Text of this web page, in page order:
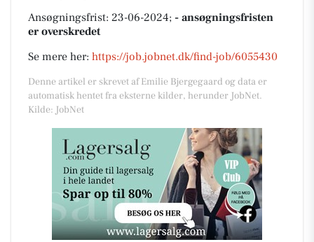
Ansøgningsfrist: 23-06-2024; - ansøgningsfristen
er overskredet
Se mere her: https://job.jobnet.dk/find-job/6055430
Denne artikel er skrevet af Emilie Bjergegaard og data er
automatisk hentet fra eksterne kilder, herunder JobNet.
Kilde: JobNet